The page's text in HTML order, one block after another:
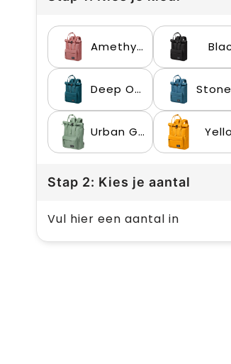
Amethyst
Deep Ocean
Urban Green
Stap 2: Kies je aantal
Vul hier een aantal in